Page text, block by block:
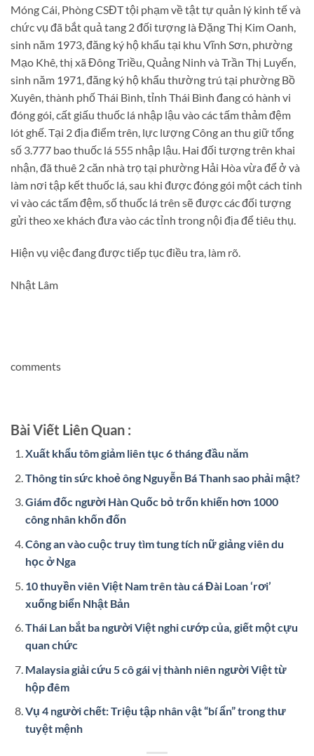
Móng Cái, Phòng CSĐT tội phạm về tật tự quản lý kinh tế và
chức vụ đã bắt quả tang 2 đối tượng là Đặng Thị Kim Oanh,
sinh năm 1973, đăng ký hộ khẩu tại khu Vĩnh Sơn, phường
Mạo Khê, thị xã Đông Triều, Quảng Ninh và Trần Thị Luyến,
sinh năm 1971, đăng ký hộ khẩu thường trú tại phường Bồ
Xuyên, thành phố Thái Bình, tỉnh Thái Bình đang có hành vi
đóng gói, cất giấu thuốc lá nhập lậu vào các tấm thảm đệm
lót ghế. Tại 2 địa điểm trên, lực lượng Công an thu giữ tổng
số 3.777 bao thuốc lá 555 nhập lậu. Hai đối tượng trên khai
nhận, đã thuê 2 căn nhà trọ tại phường Hải Hòa vừa để ở và
làm nơi tập kết thuốc lá, sau khi được đóng gói một cách tinh
vi vào các tấm đệm, số thuốc lá trên sẽ được các đối tượng
gửi theo xe khách đưa vào các tỉnh trong nội địa để tiêu thụ.
Hiện vụ việc đang được tiếp tục điều tra, làm rõ.
Nhật Lâm
comments
Bài Viết Liên Quan :
Xuất khẩu tôm giảm liên tục 6 tháng đầu năm
Thông tin sức khoẻ ông Nguyễn Bá Thanh sao phải mật?
Giám đốc người Hàn Quốc bỏ trốn khiến hơn 1000
công nhân khốn đốn
Công an vào cuộc truy tìm tung tích nữ giảng viên du
học ở Nga
10 thuyền viên Việt Nam trên tàu cá Đài Loan ‘rơi’
xuống biển Nhật Bản
Thái Lan bắt ba người Việt nghi cướp của, giết một cựu
quan chức
Malaysia giải cứu 5 cô gái vị thành niên người Việt từ
hộp đêm
Vụ 4 người chết: Triệu tập nhân vật “bí ẩn” trong thư
tuyệt mệnh